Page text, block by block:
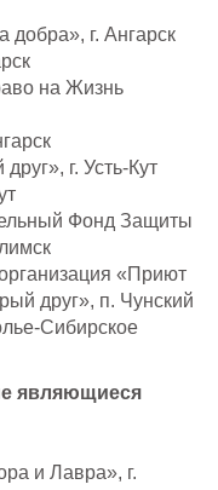
г. Ангарск
на Жизнь
г. Усть-Кут
Фонд Защиты
«Приют
друг», п. Чунский
Сибирское
являющиеся
и Лавра», г.